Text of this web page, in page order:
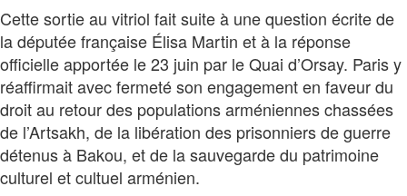
Cette sortie au vitriol fait suite à une question écrite de
la députée française Élisa Martin et à la réponse
officielle apportée le 23 juin par le Quai d’Orsay. Paris y
réaffirmait avec fermeté son engagement en faveur du
droit au retour des populations arméniennes chassées
de l’Artsakh, de la libération des prisonniers de guerre
détenus à Bakou, et de la sauvegarde du patrimoine
culturel et cultuel arménien.